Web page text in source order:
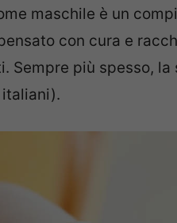
maschile è un
con cura e
Sempre più spesso,